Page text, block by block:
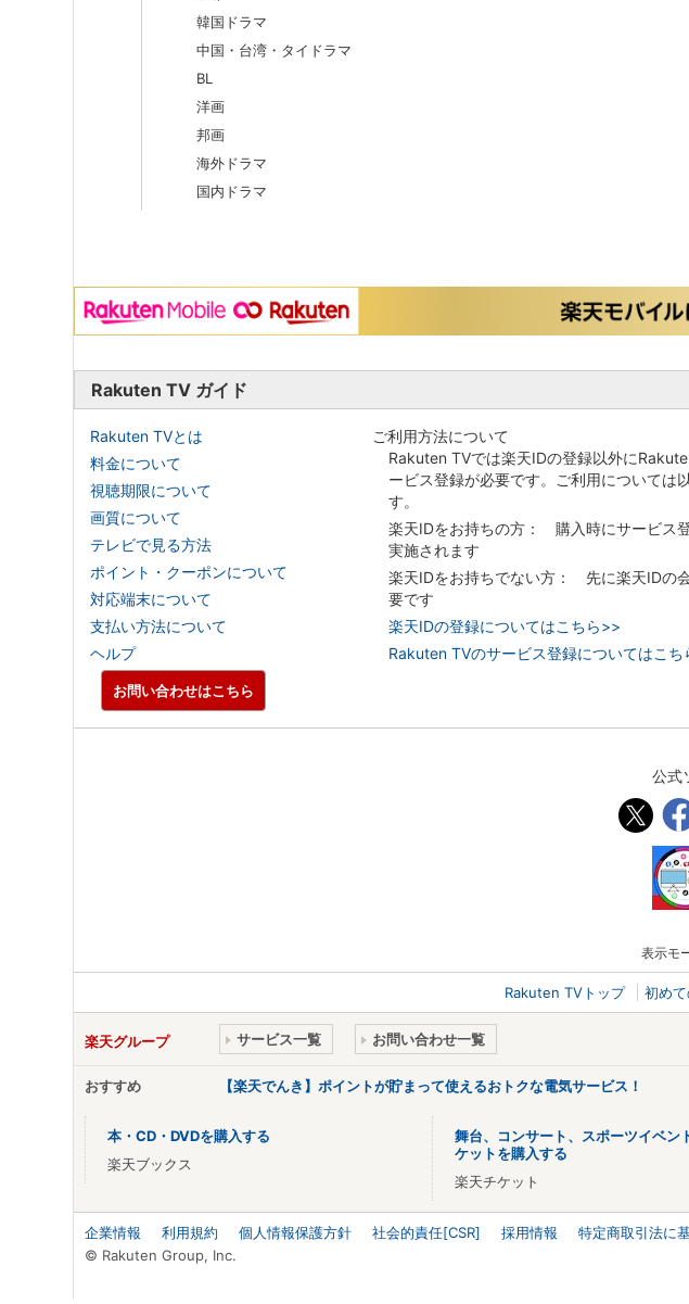
韓国ドラマ
中国・台湾・タイドラマ
BL
洋画
邦画
海外ドラマ
国内ドラマ
Rakuten TV ガイド
Rakuten TVとは
料金について
視聴期限について
画質について
テレビで見る方法
ポイント・クーポンについて
対応端末について
支払い方法について
ヘルプ
ご利用方法について
Rakuten TVでは楽天IDの登録以外に
ービス登録が必要です。ご利用については
す。
楽天IDをお持ちの方： 購入時にサービス
実施されます
楽天IDをお持ちでない方： 先に楽天IDの
要です
楽天IDの登録についてはこちら>>
Rakuten TVのサービス登録についてはこち
お問い合わせはこちら
公式
表示モ
Rakuten TVトップ 初め
楽天グループ サービス一覧 お問い合わせ一覧
おすすめ 【楽天でんき】ポイントが貯まって使えるおトクな電気サービス！
本・CD・DVDを購入する
楽天ブックス
舞台、コンサート、スポーツイベン
ケットを購入する
楽天チケット
企業情報 利用規約 個人情報保護方針 社会的責任[CSR] 採用情報
特定商取引法に
© Rakuten Group, Inc.